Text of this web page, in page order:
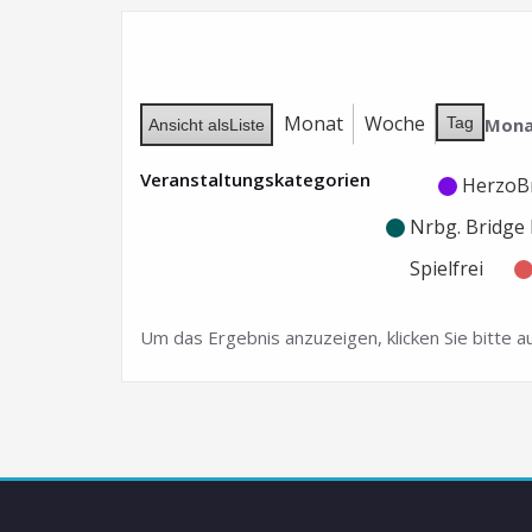
Ansicht alsListe Monat Woche Tag
Veranstaltungskategorien
Kategorie
ohne
Titel
Kategorie
ohne
Titel
Nrbg. Bridge
Spielfrei
Um das Ergebnis anzuzeigen, klicken Sie bitte